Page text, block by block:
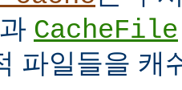
과 CacheFile
파일들을 캐